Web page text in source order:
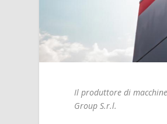
Il produttore di
Group S.r.l.